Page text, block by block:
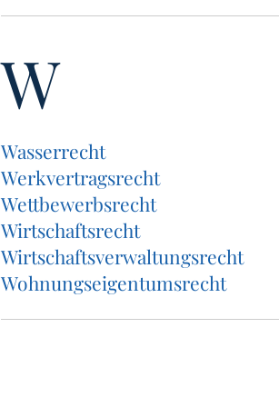
W
Was­ser­recht
Werk­ver­trags­recht
Wett­be­werbs­recht
Wirt­schafts­recht
Wirt­schafts­ver­wal­tungs­recht
Woh­nungs­ei­gen­tums­recht